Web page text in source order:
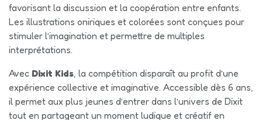
favorisant la discussion et la coopération entre enfants.
Les illustrations oniriques et colorées sont conçues pour
stimuler l’imagination et permettre de multiples
interprétations.
Avec Dixit Kids , la compétition disparaît au profit d’une
expérience collective et imaginative. Accessible dès 6 ans,
il permet aux plus jeunes d’entrer dans l’univers de Dixit
tout en partageant un moment ludique et créatif en